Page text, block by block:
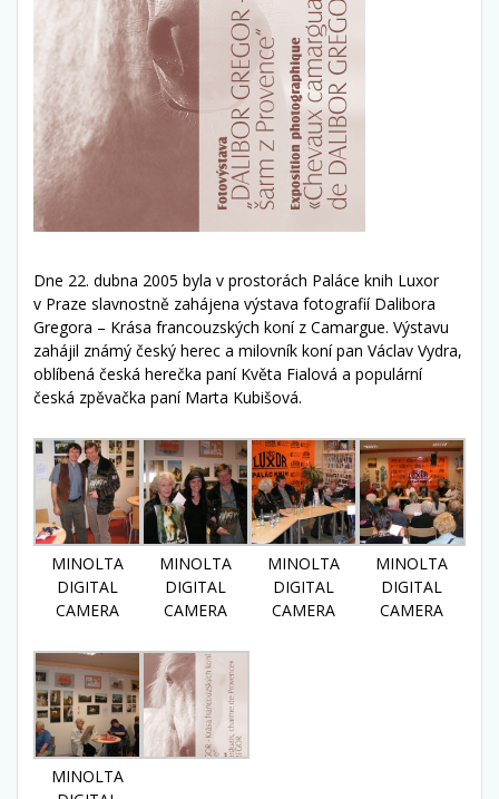
Dne 22. dubna 2005 byla v prostorách Paláce knih Luxor
v Praze slavnostně zahájena výstava fotografií Dalibora
Gregora – Krása francouzských koní z Camargue. Výstavu
zahájil známý český herec a milovník koní pan Václav Vydra,
oblíbená česká herečka paní Květa Fialová a populární
česká zpěvačka paní Marta Kubišová.
MINOLTA
DIGITAL
CAMERA
MINOLTA
DIGITAL
CAMERA
MINOLTA
DIGITAL
CAMERA
MINOLTA
DIGITAL
CAMERA
MINOLTA